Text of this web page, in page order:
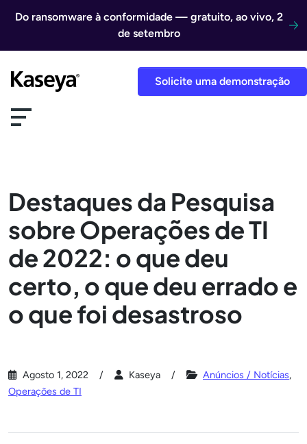
Do ransomware à conformidade — gratuito, ao vivo, 2
de setembro
Solicite uma demonstração
Destaques da Pesquisa
sobre Operações de TI
de 2022: o que deu
certo, o que deu errado e
o que foi desastroso
Agosto 1, 2022 Kaseya Anúncios / Notícias,
Operações de TI